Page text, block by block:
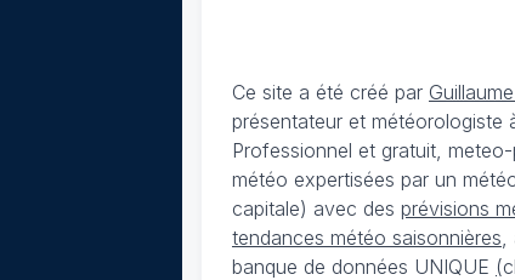
Ce site a été créé par
présentateur et météorologiste
Professionnel et gratuit,
météo expertisées par un
capitale) avec des prévisions
tendances météo saisonnières
banque de données UNIQUE (